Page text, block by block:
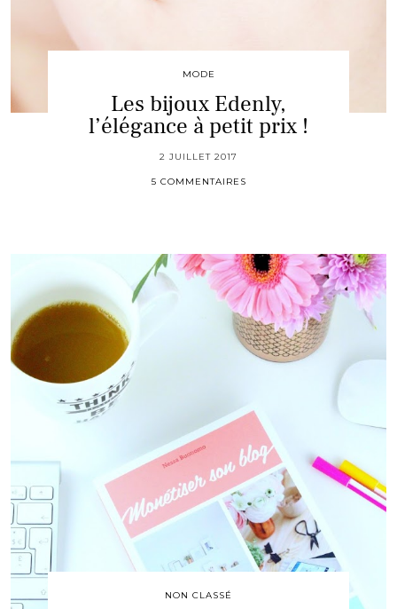
MODE
Les bijoux Edenly,
l’élégance à petit prix !
2 JUILLET 2017
5 COMMENTAIRES
NON CLASSÉ